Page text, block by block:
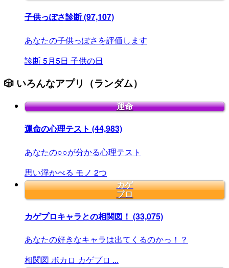
子供っぽさ診断(97,107)
あなたの子供っぽさを評価します
診断5月5日 子供の日
🎲 いろんなアプリ（ランダム）
運命
運命の心理テスト (44,983)
あなたの○○が分かる心理テスト
思い浮かべる モノ 2つ
カゲ
プロ
カゲプロキャラとの相関図！ (33,075)
あなたの好きなキャラは出てくるのかっ！？
相関図 ボカロ カゲプロ ...